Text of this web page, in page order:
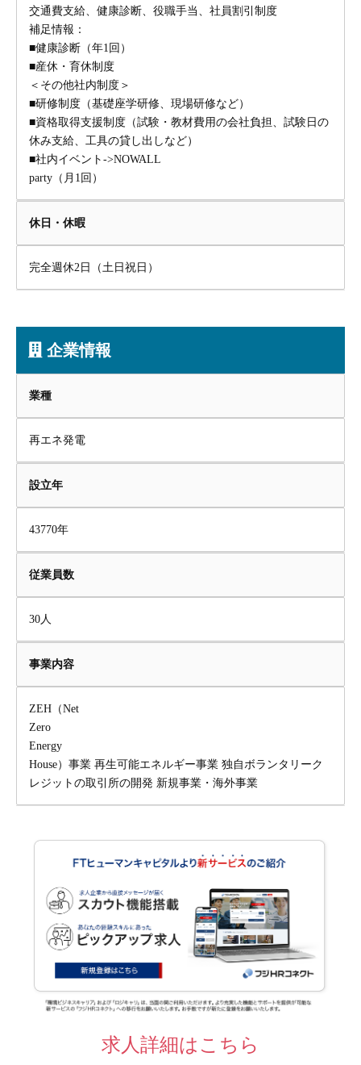
交通費支給、健康診断、役職手当、社員割引制度
補足情報：
■健康診断（年1回）
■産休・育休制度
＜その他社内制度＞
■研修制度（基礎座学研修、現場研修など）
■資格取得支援制度（試験・教材費用の会社負担、試験日の
休み支給、工具の貸し出しなど）
■社内イベント->NOWALL
party（月1回）
休日・休暇
完全週休2日（土日祝日）
企業情報
業種
再エネ発電
設立年
43770年
従業員数
30人
事業内容
ZEH（Net
Zero
Energy
House）事業 再生可能エネルギー事業 独自ボランタリーク
レジットの取引所の開発 新規事業・海外事業
求人詳細はこちら